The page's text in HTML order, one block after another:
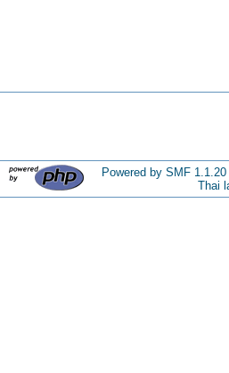
Powered by SMF 1.1.20
Thai